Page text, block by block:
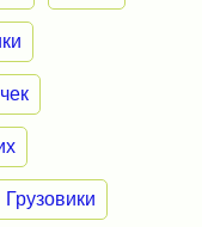
Грузовики